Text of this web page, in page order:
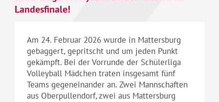
Landesfinale!
Am 24. Februar 2026 wurde in Mattersburg
gebaggert, gepritscht und um jeden Punkt
gekämpft. Bei der Vorrunde der Schülerliga
Volleyball Mädchen traten insgesamt fünf
Teams gegeneinander an. Zwei Mannschaften
aus Oberpullendorf, zwei aus Mattersburg